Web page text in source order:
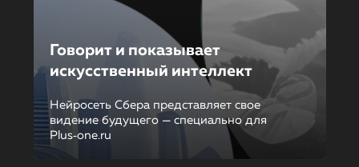
Говорит и показывает
искусственный интеллект
Нейросеть Сбера представляет свое
видение будущего — специально для
Plus‑one.ru